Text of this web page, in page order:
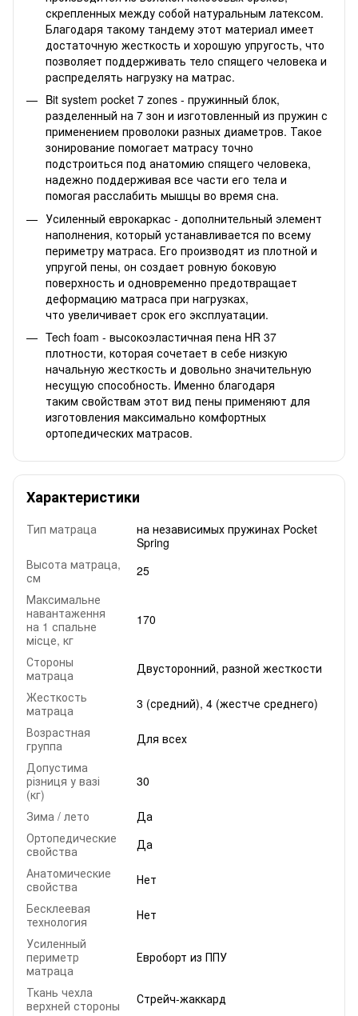
скрепленных между собой натуральным латексом.
Благодаря такому тандему этот материал имеет
достаточную жесткость и хорошую упругость, что
позволяет поддерживать тело спящего человека и
распределять нагрузку на матрас.
Bit system pocket 7 zones - пружинный блок,
разделенный на 7 зон и изготовленный из пружин с
применением проволоки разных диаметров. Такое
зонирование помогает матрасу точно
подстроиться под анатомию спящего человека,
надежно поддерживая все части его тела и
помогая расслабить мышцы во время сна.
Усиленный еврокаркас - дополнительный элемент
наполнения, который устанавливается по всему
периметру матраса. Его производят из плотной и
упругой пены, он создает ровную боковую
поверхность и одновременно предотвращает
деформацию матраса при нагрузках,
что увеличивает срок его эксплуатации.
Tech foam - высокоэластичная пена HR 37
плотности, которая сочетает в себе низкую
начальную жесткость и довольно значительную
несущую способность. Именно благодаря
таким свойствам этот вид пены применяют для
изготовления максимально комфортных
ортопедических матрасов.
Характеристики
Тип матраца
на независимых пружинах Pocket
Spring
Высота матраца,
см
25
Максимальне
навантаження
на 1 спальне
місце, кг
170
Стороны
матраца
Двусторонний, разной жесткости
Жесткость
матраца
3 (средний), 4 (жестче среднего)
Возрастная
группа
Для всех
Допустима
різниця у вазі
(кг)
30
Зима / лето
Да
Ортопедические
свойства
Да
Анатомические
свойства
Нет
Бесклеевая
технология
Нет
Усиленный
периметр
матраца
Евроборт из ППУ
Ткань чехла
верхней стороны
Стрейч-жаккард